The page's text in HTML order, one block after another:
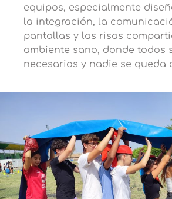
equipos, especialmente
la integración, la
pantallas y las risas
ambiente sano, donde todos
necesarios y nadie se queda